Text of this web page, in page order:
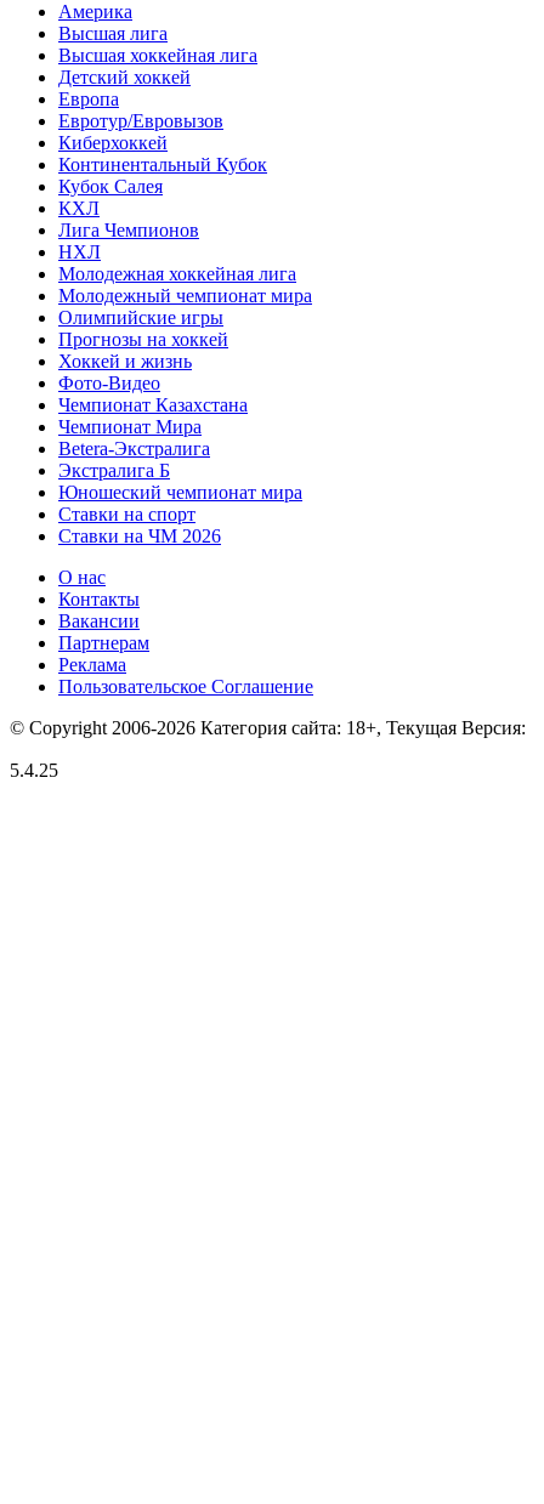
Америка
Высшая лига
Высшая хоккейная лига
Детский хоккей
Европа
Евротур/Евровызов
Киберхоккей
Континентальный Кубок
Кубок Салея
КХЛ
Лига Чемпионов
НХЛ
Молодежная хоккейная лига
Молодежный чемпионат мира
Олимпийские игры
Прогнозы на хоккей
Хоккей и жизнь
Фото-Видео
Чемпионат Казахстана
Чемпионат Мира
Betera-Экстралига
Экстралига Б
Юношеский чемпионат мира
Ставки на спорт
Ставки на ЧМ 2026
О нас
Контакты
Вакансии
Партнерам
Реклама
Пользовательское Соглашение
© Copyright 2006-2026 Категория сайта: 18+, Текущая Версия:
5.4.25